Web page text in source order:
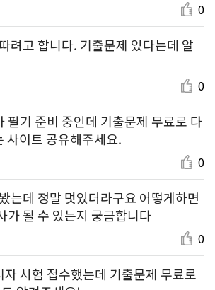
0
려고 합니다. 기출문제 있다는데 알
0
필기 준비 중인데 기출문제 무료로 다
사이트 공유해주세요.
0
는데 정말 멋있더라구요 어떻게하면
가 될 수 있는지 궁금합니다
0
시험 접수했는데 기출문제 무료로